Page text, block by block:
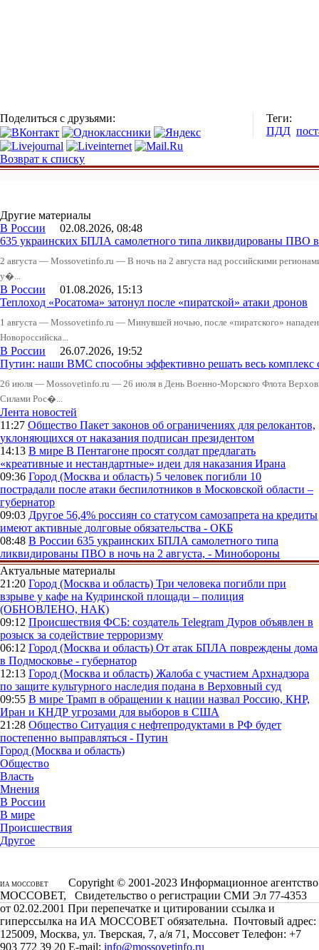
Поделиться с друзьями:
Теги:
ПДД
Возврат к списку
Другие материалы
В России 02.08.2026, 08:48
635 украинских БПЛА самолетного типа ликвидированы ПВО
2 августа — Mossovetinfo.ru — В ночь на 2 августа над российскими
у�...
В России 01.08.2026, 15:13
Теплоход «Росатома» затонул после «пиратской» атаки дронов
1 августа — Mossovetinfo.ru — Минувшей ночью, после «пиратского»
Новороссийска...
В России 26.07.2026, 19:52
Путин: наши ВМС способны эффективно решать весь комплекс
26 июля — Mossovetinfo.ru — 26 июля в День Военно-Морского Флота
Силами Рос�...
Лента новостей
11:27 Общество Пакет законов об ограничениях для релокантов,
уклоняющихся от наказания подписан президентом
14:13 В мире В Пентагоне просят солдат предлагать
«креативные и нестандартные» идеи для наказания Ирана
09:36 Город (Москва и область) 5 человек погибли 10
пострадали после атаки беспилотников в Московской области –
губернатор
09:03 Другое 56,4% россиян со статусом самозапрета на кредиты
имеют активные долговые обязательства - ОКБ
08:48 В России 635 украинских БПЛА самолетного типа
ликвидированы ПВО в ночь на 2 августа, - Минобороны
Актуальные материалы
21:20 Город (Москва и область) Три человека погибли при
взрыве у кафе на Кудринской площади – полиция
(ОБНОВЛЕНО, НАК)
09:12 Происшествия ФСБ: создатель Telegram Дуров объявлен в
розыск за содействие терроризму
06:12 Город (Москва и область) От атак БПЛА повреждены дома
в Подмосковье - губернатор
12:13 Город (Москва и область) Жалоба с участием Архнадзора
по защите культурного наследия подана в Верховный суд
09:55 В мире Трамп в обращении к нации назвал Россию, КНР,
Иран и КНДР угрозами для выборов в США
21:28 Общество Ситуация с нефтепродуктами в РФ будет
постепенно выправляться - Путин
Город (Москва и область)
Общество
Власть
Мнения
В России
В мире
Происшествия
Другое
ИА МОССОВЕТ
Copyright © 2001-2023 Информационное агентство
МОССОВЕТ, Свидетельство о регистрации СМИ Эл 77-4353
от 02.02.2001 При перепечатке и цитировании ссылка и
гиперссылка на ИА МОССОВЕТ обязательна. Почтовый адрес:
125009, Москва, ул. Тверская, 7, а/я 71, Моссовет Телефон: +7
903 772 39 20 E-mail: info@mossovetinfo.ru